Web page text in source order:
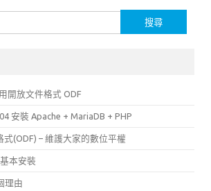
開放文件格式 ODF
安裝 Apache + MariaDB + PHP
(ODF) – 維護大家的數位平權
本安裝
理由